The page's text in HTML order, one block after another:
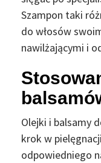
Szampon taki
do włosów
nawilżającymi i
Olejki i balsamy
krok w
odpowiedniego